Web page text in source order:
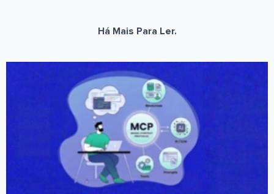
Há Mais Para Ler.